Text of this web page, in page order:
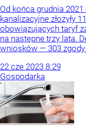
Od końca grudnia
kanalizacyjne złożyły
obowiązujących taryf
na następne trzy lata.
wniosków — 303 zgody
22 cze 2023 8:29
Gospodarka